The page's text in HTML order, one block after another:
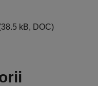
kB, DOC)